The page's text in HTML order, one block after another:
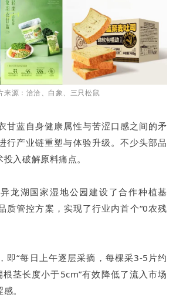
来源：洽洽、白象、三只松鼠
甘蓝自身健康属性与苦涩口感之间的矛
行产业链重塑与体验升级。不少头部品
入破解原料痛点。
龙湖国家湿地公园建设了合作种植基
质管控方案，实现了行业内首个“0农残
即“每日上午逐层采摘，每棵采3-5片约
茎长度小于5cm”有效降低了流入市场
。